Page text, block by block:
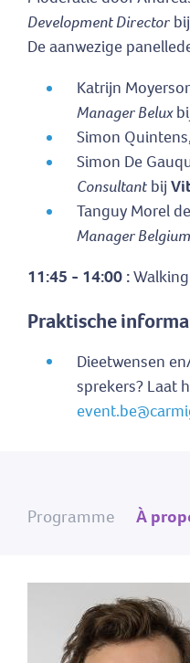
Development Director bij
De aanwezige
Katrijn
Manager Belux
Simon Quintens,
Simon De
Consultant bij
Tanguy Morel
Manager Belgium
11:45 - 14:00 :
Praktische
Dieetwensen
sprekers? Laat
Programme À